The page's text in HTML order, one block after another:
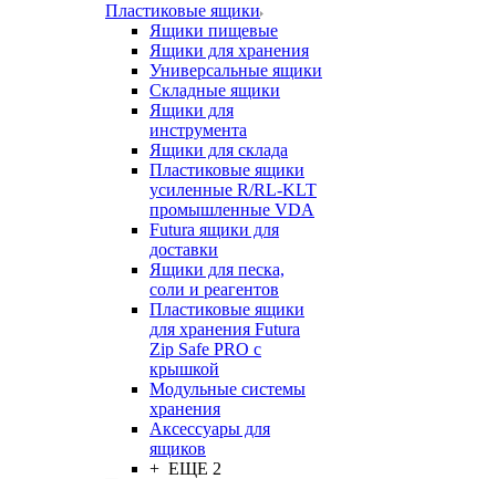
Пластиковые ящики
Ящики пищевые
Ящики для хранения
Универсальные ящики
Складные ящики
Ящики для
инструмента
Ящики для склада
Пластиковые ящики
усиленные R/RL-KLT
промышленные VDA
Futura ящики для
доставки
Ящики для песка,
соли и реагентов
Пластиковые ящики
для хранения Futura
Zip Safe PRO с
крышкой
Модульные системы
хранения
Аксессуары для
ящиков
+ ЕЩЕ 2